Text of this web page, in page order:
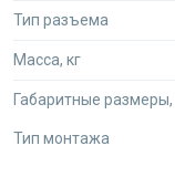
Тип разъема
Масса, кг
Габаритные
Тип монтажа